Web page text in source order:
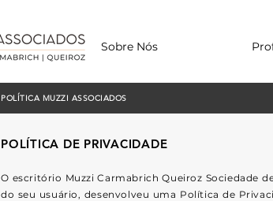
Sobre Nós
POLÍTICA MUZZI ASSOCIADOS
POLÍTICA DE PRIVACIDADE
O escritório Muzzi Carmabrich Queiroz Sociedade
do seu usuário, desenvolveu uma Política de